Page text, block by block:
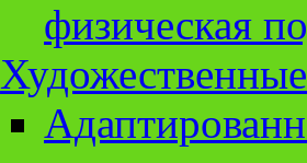
физическая
Художественные